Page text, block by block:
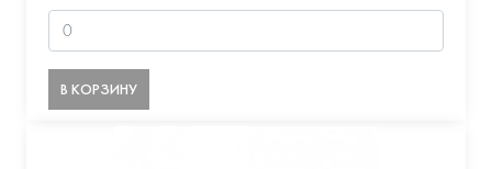
В КОРЗИНУ